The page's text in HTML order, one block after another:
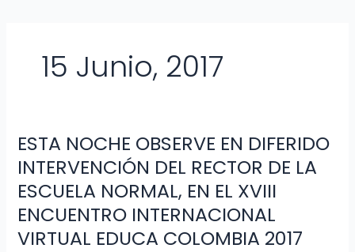
15 Junio, 2017
ESTA NOCHE OBSERVE EN DIFERIDO
INTERVENCIÓN DEL RECTOR DE LA
ESCUELA NORMAL, EN EL XVIII
ENCUENTRO INTERNACIONAL
VIRTUAL EDUCA COLOMBIA 2017
ESTA
NOCHE
OBSERVE
EN
DIFERIDO
INTERVENCIÓN